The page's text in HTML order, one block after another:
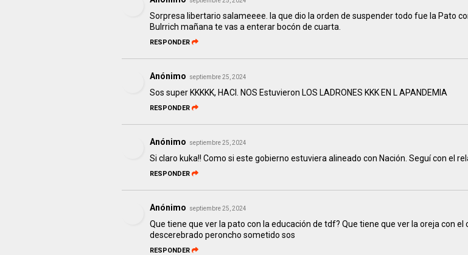
Sorpresa libertario salameeee. la que dio la orden de suspender todo fue la Pato
Bulrrich mañana te vas a enterar bocón de cuarta.
RESPONDER
Anónimo septiembre 25, 2024
Sos super KKKKK, HACI. NOS Estuvieron LOS LADRONES KKK EN L APANDEMIA
RESPONDER
Anónimo septiembre 25, 2024
Si claro kuka!! Como si este gobierno estuviera alineado con Nación. Seguí con el
RESPONDER
Anónimo septiembre 25, 2024
Que tiene que ver la pato con la educación de tdf? Que tiene que ver la oreja con el
descerebrado peroncho sometido sos
RESPONDER